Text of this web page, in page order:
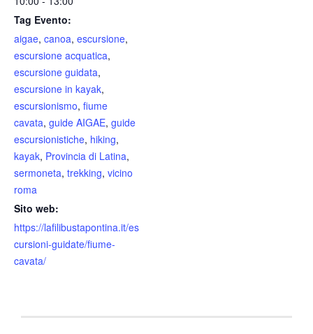
Tag Evento:
aigae, canoa, escursione,
escursione acquatica,
escursione guidata,
escursione in kayak,
escursionismo, fiume
cavata, guide AIGAE, guide
escursionistiche, hiking,
kayak, Provincia di Latina,
sermoneta, trekking, vicino
roma
Sito web:
https://lafilibustapontina.it/es
cursioni-guidate/fiume-
cavata/